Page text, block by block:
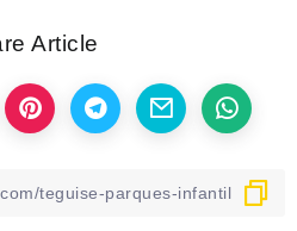
Article